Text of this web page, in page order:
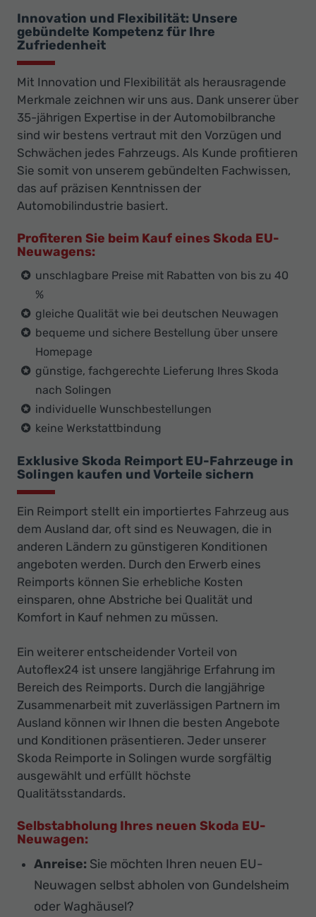
Innovation und Flexibilität: Unsere
gebündelte Kompetenz für Ihre
Zufriedenheit
Mit Innovation und Flexibilität als herausragende
Merkmale zeichnen wir uns aus. Dank unserer über
35-jährigen Expertise in der Automobilbranche
sind wir bestens vertraut mit den Vorzügen und
Schwächen jedes Fahrzeugs. Als Kunde profitieren
Sie somit von unserem gebündelten Fachwissen,
das auf präzisen Kenntnissen der
Automobilindustrie basiert.
Profiteren Sie beim Kauf eines Skoda EU-
Neuwagens:
unschlagbare Preise mit Rabatten von bis zu 40
%
gleiche Qualität wie bei deutschen Neuwagen
bequeme und sichere Bestellung über unsere
Homepage
günstige, fachgerechte Lieferung Ihres Skoda
nach Solingen
individuelle Wunschbestellungen
keine Werkstattbindung
Exklusive Skoda Reimport EU-Fahrzeuge in
Solingen kaufen und Vorteile sichern
Ein Reimport stellt ein importiertes Fahrzeug aus
dem Ausland dar, oft sind es Neuwagen, die in
anderen Ländern zu günstigeren Konditionen
angeboten werden. Durch den Erwerb eines
Reimports können Sie erhebliche Kosten
einsparen, ohne Abstriche bei Qualität und
Komfort in Kauf nehmen zu müssen.
Ein weiterer entscheidender Vorteil von
Autoflex24 ist unsere langjährige Erfahrung im
Bereich des Reimports. Durch die langjährige
Zusammenarbeit mit zuverlässigen Partnern im
Ausland können wir Ihnen die besten Angebote
und Konditionen präsentieren. Jeder unserer
Skoda Reimporte in Solingen wurde sorgfältig
ausgewählt und erfüllt höchste
Qualitätsstandards.
Selbstabholung Ihres neuen Skoda EU-
Neuwagen:
Anreise: Sie möchten Ihren neuen EU-
Neuwagen selbst abholen von Gundelsheim
oder Waghäusel?